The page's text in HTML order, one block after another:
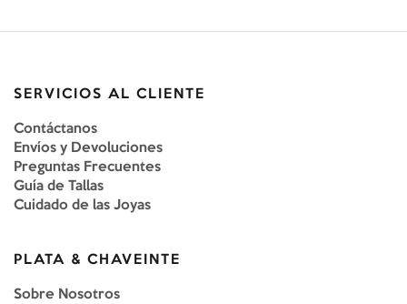
SERVICIOS AL CLIENTE
Contáctanos
Envíos y Devoluciones
Preguntas Frecuentes
Guía de Tallas
Cuidado de las Joyas
PLATA & CHAVEINTE
Sobre Nosotros